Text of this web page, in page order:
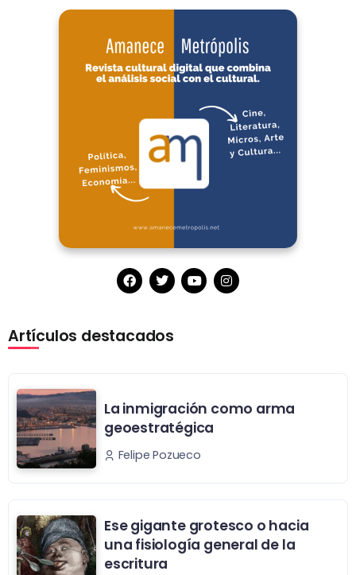
Artículos destacados
La inmigración como arma
geoestratégica
Felipe Pozueco
Ese gigante grotesco o hacia
una fisiología general de la
escritura